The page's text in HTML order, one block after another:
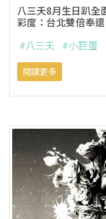
八三夭8月生日趴全
彩度：台北雙倍奉還
#八三夭 #小巨蛋
閱讀更多